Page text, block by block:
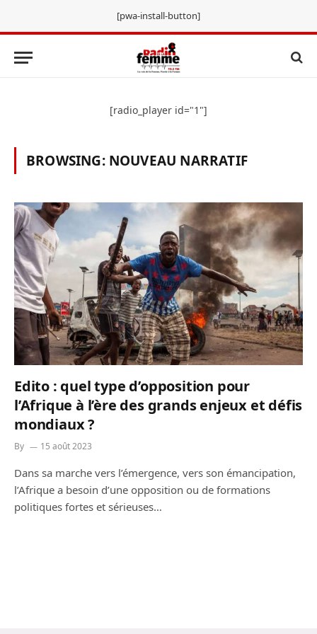
[pwa-install-button]
[radio_player id="1"]
BROWSING: NOUVEAU NARRATIF
Edito : quel type d’opposition pour
l’Afrique à l’ère des grands enjeux et défis
mondiaux ?
By 15 août 2023
Dans sa marche vers l’émergence, vers son émancipation,
l’Afrique a besoin d’une opposition ou de formations
politiques fortes et sérieuses…